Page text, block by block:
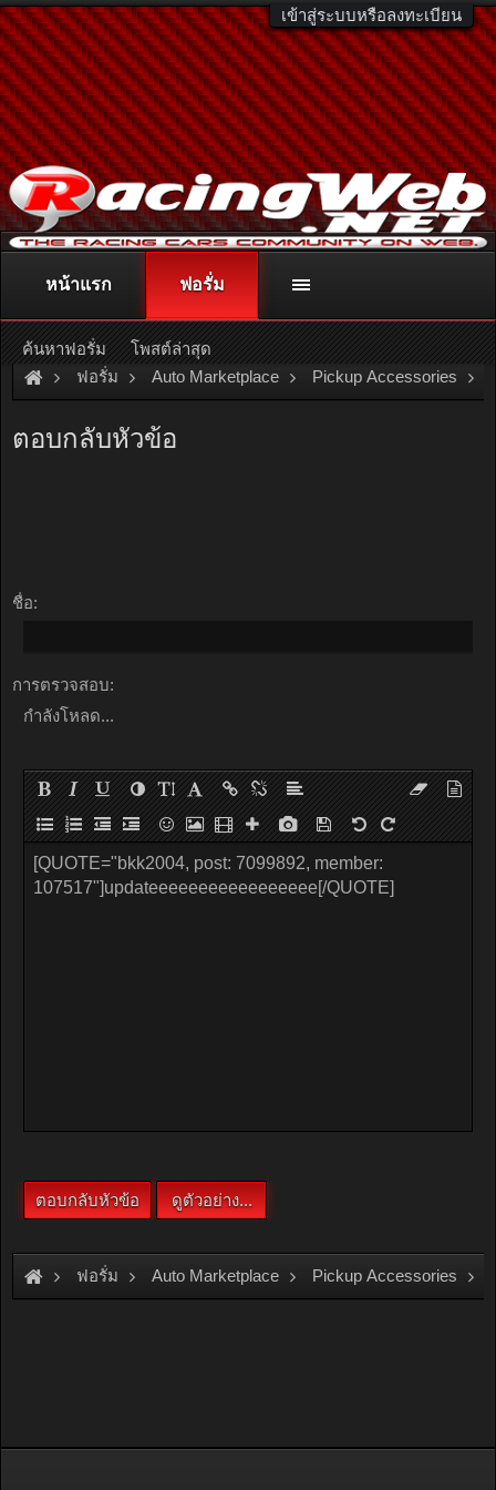
เข้าสู่ระบบหรือลงทะเบียน
ติดต่อลงโฆษณา racingweb@gmail.comหรือโทร. 081-811-1138
หรืออ่านรายละเอียดเพิ่มเติม คลิกที่นี่
ฟอรั่ม Auto Marketplace Pickup Accessories
ตอบกลับหัวข้อ
ชื่อ:
การตรวจสอบ:
กำลังโหลด...
ฟอรั่ม Auto Marketplace Pickup Accessories
หน้าแรก ฟอรั่ม
ค้นหาฟอรั่ม โพสต์ล่าสุด